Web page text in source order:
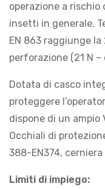
operazione a
insetti in generale.
EN 863 raggiunge
perforazione (21 N –
Dotata di casco
proteggere
dispone di un ampio
Occhiali di
388-EN374,
Limiti di impiego: